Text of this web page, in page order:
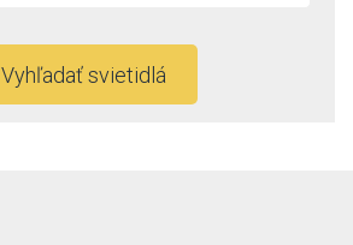
Vyhľadať svietidlá